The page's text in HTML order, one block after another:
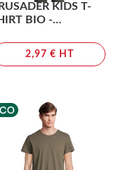
KIDS T-
BIO -
2,97 € HT